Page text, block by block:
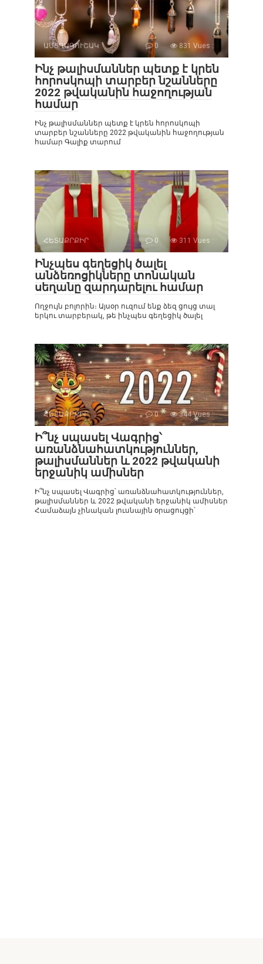
ԱՍՏՂԱԳՈՒՇԱԿ 0 831 Vues :
Ինչ թալիսմաններ պետք է կրեն
հորոսկոպի տարբեր նշանները
2022 թվականին հաջողության
համար
Ինչ թալիսմաններ պետք է կրեն հորոսկոպի
տարբեր նշանները 2022 թվականին հաջողության
համար Գալիք տարում
ՀԵՏԱՔՐՔԻՐ 0 311 Vues :
Ինչպես գեղեցիկ ծալել
անձեռոցիկները տոնական
սեղանը զարդարելու համար
Ողջույն բոլորին։ Այսօր ուզում ենք ձեզ ցույց տալ
երկու տարբերակ, թե ինչպես գեղեցիկ ծալել
ՀԵՏԱՔՐՔԻՐ 0 344 Vues :
Ի՞նչ սպասել Վագրից՝
առանձնահատկություններ,
թալիսմաններ և 2022 թվականի
երջանիկ ամիսներ
Ի՞նչ սպասել Վագրից՝ առանձնահատկություններ,
թալիսմաններ և 2022 թվականի երջանիկ ամիսներ
Համաձայն չինական լուսնային օրացույցի՝